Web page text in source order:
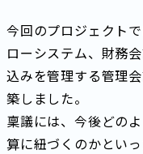
今回のプロジェクト
ローシステム、財務
込みを管理する管理
築しました。
稟議には、今後どの
算に紐づくのかとい